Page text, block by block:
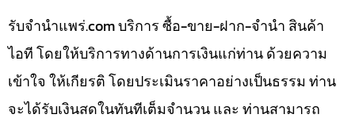
รับจํานําแพร่.com บริการ ซื้อ-ขาย-ฝาก-จำนำ สินค้า
ไอที โดยให้บริการทางด้านการเงินแก่ท่าน ด้วยความ
เข้าใจ ให้เกียรติ โดยประเมินราคาอย่างเป็นธรรม ท่าน
จะได้รับเงินสดในทันทีเต็มจำนวน และ ท่านสามารถ